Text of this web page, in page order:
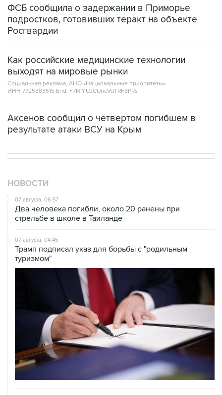
ФСБ сообщила о задержании в Приморье
подростков, готовивших теракт на объекте
Росгвардии
Как российские медицинские технологии
выходят на мировые рынки
Социальная реклама, АНО «Национальные приоритеты».
ИНН 7725383515 Erid: F7NfYUJCUneVdTRF8PRs
Аксенов сообщил о четвертом погибшем в
результате атаки ВСУ на Крым
НОВОСТИ
07 августа, 06:57
Два человека погибли, около 20 ранены при
стрельбе в школе в Таиланде
07 августа, 04:45
Трамп подписал указ для борьбы с "родильным
туризмом"